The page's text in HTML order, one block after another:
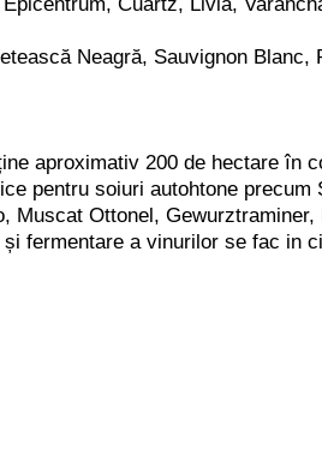
Neagră, Sauvignon
aproximativ 200 de hectare în
pentru soiuri autohtone
Ottonel,
fermentare a vinurilor se fac in